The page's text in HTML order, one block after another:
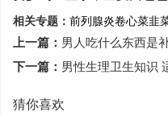
相关专题： 前列腺炎卷心菜韭
上一篇： 男人吃什么东西是
下一篇： 男性生理卫生知识
猜你喜欢